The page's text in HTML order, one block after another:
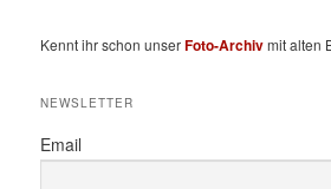
Kennt ihr schon unserFoto-Archivmit alten
NEWSLETTER
Email